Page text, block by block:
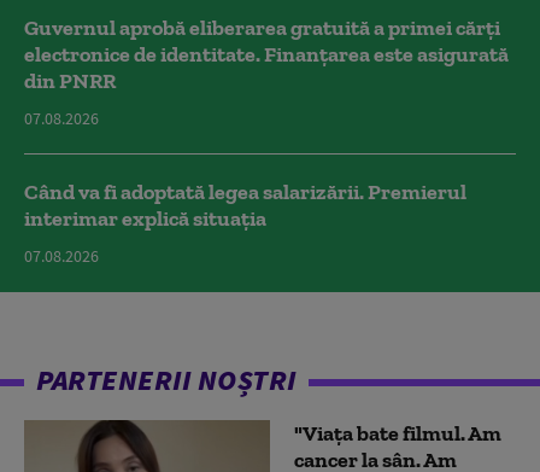
Guvernul aprobă eliberarea gratuită a primei cărţi
electronice de identitate. Finanțarea este asigurată
din PNRR
07.08.2026
Când va fi adoptată legea salarizării. Premierul
interimar explică situația
07.08.2026
PARTENERII NOȘTRI
"Viața bate filmul. Am
cancer la sân. Am